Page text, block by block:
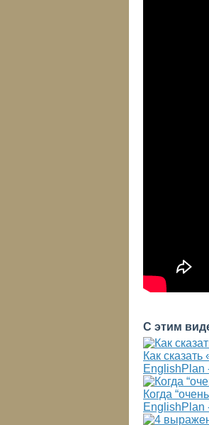
С этим
Как
EnglishPlan
Когда
EnglishPlan